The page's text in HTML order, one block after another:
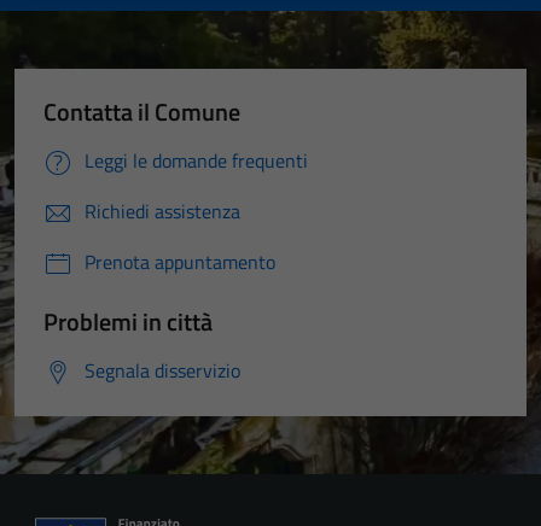
Contatta il Comune
Leggi le domande frequenti
Richiedi assistenza
Prenota appuntamento
Problemi in città
Segnala disservizio